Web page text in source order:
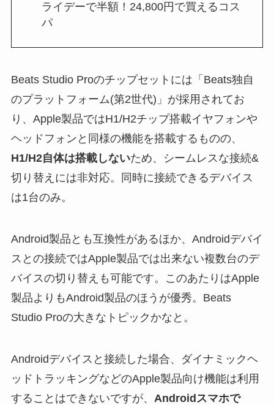
ライデーで半額！24,800円で買えるコス
パ
Beats Studio Proのチップセットには「Beats独自
のプラットフォーム(第2世代)」が採用されてお
り、Apple製品ではH1/H2チップ搭載イヤフォンや
ヘッドフォンと同様の機能を搭載するものの、
H1/H2自体は搭載しないため、シームレスな接続&
切り替えには非対応。同時に接続できるデバイス
は1台のみ。
Android製品とも互換性があるほか、Androidデバイ
スとの接続ではApple製品では出来ない複数台のデ
バイスの切り替えも可能です。このあたりはApple
製品よりもAndroid製品のほうが優秀。Beats
Studio Proの大きなトピックかなと。
Androidデバイスと接続した場合、ダイナミックヘ
ッドトラッキングなどのApple製品向け機能は利用
することはできないですが、 Androidスマホで